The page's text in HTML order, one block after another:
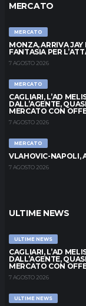
MERCATO
MERCATO
MONZA, ARRIVA
FANTASIA PER
7 AGOSTO 2026
MERCATO
CAGLIARI, L’AD
DALL’AGENTE,
MERCATO CON
7 AGOSTO 2026
MERCATO
VLAHOVIC-NAPOLI,
7 AGOSTO 2026
ULTIME NEWS
ULTIME NEWS
CAGLIARI, L’AD
DALL’AGENTE,
MERCATO CON
7 AGOSTO 2026
ULTIME NEWS